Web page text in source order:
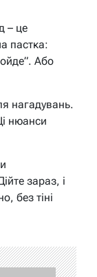
– це
пастка:
Або
нагадувань.
нюанси
зараз, і
без тіні